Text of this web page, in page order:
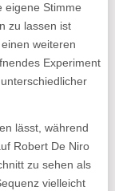
eigene Stimme
zu lassen ist
weiteren
Experiment
lässt, während
Robert De Niro
zu sehen als
vielleicht